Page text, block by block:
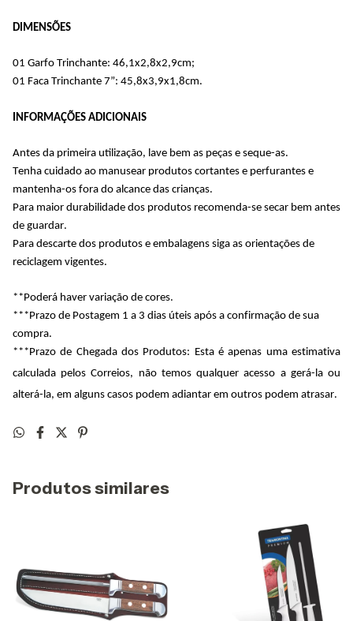
DIMENSÕES
01 Garfo Trinchante: 46,1x2,8x2,9cm;
01 Faca Trinchante 7”: 45,8x3,9x1,8cm.
INFORMAÇÕES ADICIONAIS
Antes da primeira utilização, lave bem as peças e seque-as.
Tenha cuidado ao manusear produtos cortantes e perfurantes e
mantenha-os fora do alcance das crianças.
Para maior durabilidade dos produtos recomenda-se secar bem antes
de guardar.
Para descarte dos produtos e embalagens siga as orientações de
reciclagem vigentes.
**Poderá haver variação de cores.
***Prazo de Postagem 1 a 3 dias úteis após a confirmação de sua
compra.
***Prazo de Chegada dos Produtos: Esta é apenas uma estimativa
calculada pelos Correios, não temos qualquer acesso a gerá-la ou
alterá-la, em alguns casos podem adiantar em outros podem atrasar.
Produtos similares